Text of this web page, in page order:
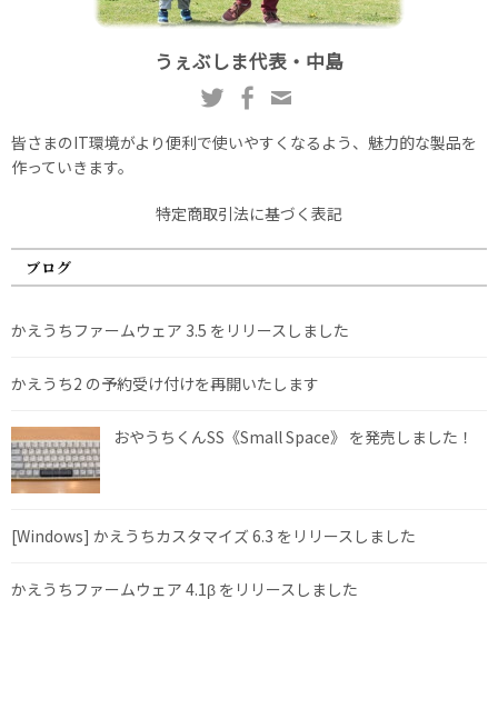
うぇぶしま代表・中島
皆さまのIT環境がより便利で使いやすくなるよう、魅力的な製品を
作っていきます。
特定商取引法に基づく表記
ブログ
かえうちファームウェア 3.5 をリリースしました
かえうち2 の予約受け付けを再開いたします
おやうちくんSS《Small Space》 を発売しました！
[Windows] かえうちカスタマイズ 6.3 をリリースしました
かえうちファームウェア 4.1β をリリースしました